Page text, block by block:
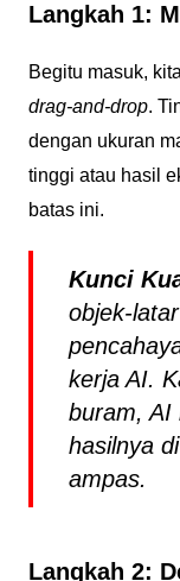
Langkah 1:
Begitu masuk,
drag-and-drop.
dengan ukuran
tinggi atau hasil
batas ini.
Kunci
objek-
kerja AI.
buram, AI
hasilnya
ampas.
Langkah 2: